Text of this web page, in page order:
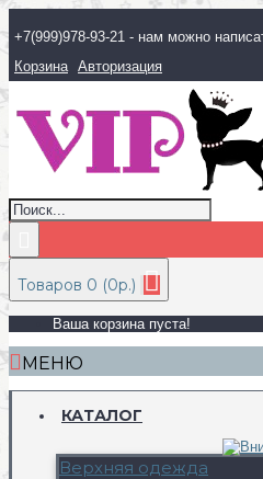
+7(999)978-93-21 - нам можно
Корзина Авторизация
Товаров 0 (0р.)
Ваша корзина пуста!
МЕНЮ
КАТАЛОГ
Верхняя одежда